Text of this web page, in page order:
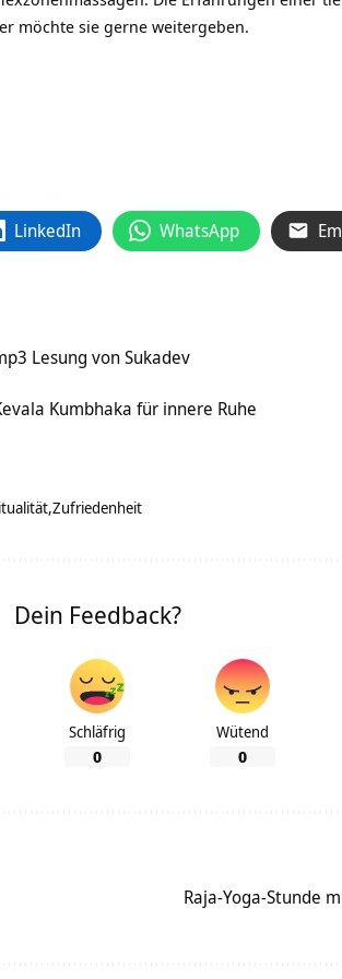
möchte sie gerne weitergeben.
LinkedIn WhatsApp
Lesung von Sukadev
Kumbhaka für innere Ruhe
Zufriedenheit
Dein Feedback?
Schläfrig
0
Wütend
0
Raja-Yoga-Stunde